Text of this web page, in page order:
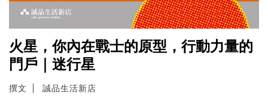
火星，你內在戰士的原型，行動力量的
門戶｜迷行星
撰文 誠品生活新店